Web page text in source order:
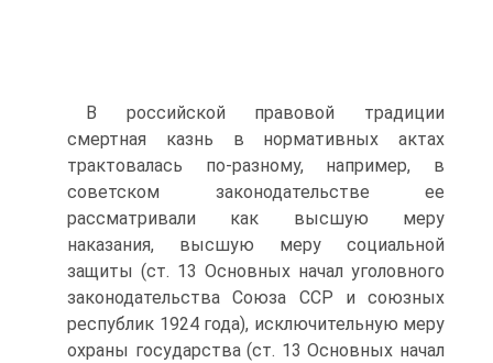
В российской правовой традиции
смертная казнь в нормативных актах
трактовалась по-разному, например, в
советском законодательстве ее
рассматривали как высшую меру
наказания, высшую меру социальной
защиты (ст. 13 Основных начал уголовного
законодательства Союза ССР и союзных
республик 1924 года), исключительную меру
охраны государства (ст. 13 Основных начал